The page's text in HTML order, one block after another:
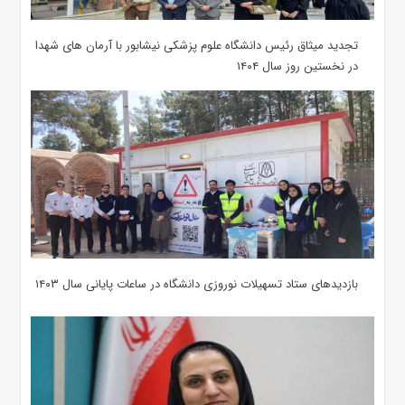
تجدید میثاق رئیس دانشگاه علوم پزشکی نیشابور با آرمان های شهدا
در نخستین روز سال ۱۴۰۴
بازدیدهای ستاد تسهیلات نوروزی دانشگاه در ساعات پایانی سال ۱۴۰۳